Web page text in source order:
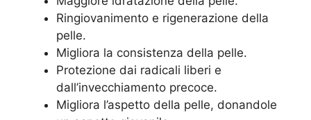
Ringiovanimento e rigenerazione della
pelle.
Migliora la consistenza della pelle.
Protezione dai radicali liberi e
dall’invecchiamento precoce.
Migliora l’aspetto della pelle, donandole